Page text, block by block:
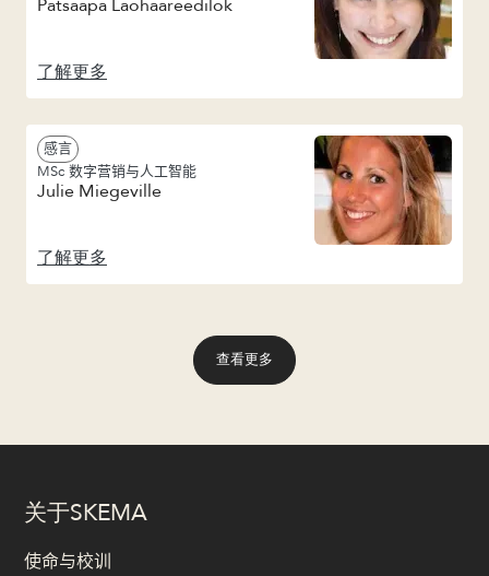
Patsaapa Laohaareedilok
了解更多
感言
MSc 数字营销与人工智能
Julie Miegeville
了解更多
查看更多
关于SKEMA
使命与校训